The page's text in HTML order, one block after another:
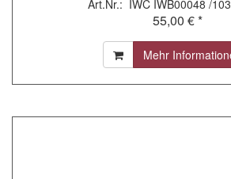
Art.Nr.: IWC IWB00048 /
55,00 € *
Mehr